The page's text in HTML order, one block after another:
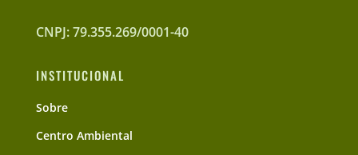
CNPJ: 79.355.269/0001-40
INSTITUCIONAL
Sobre
Centro Ambiental